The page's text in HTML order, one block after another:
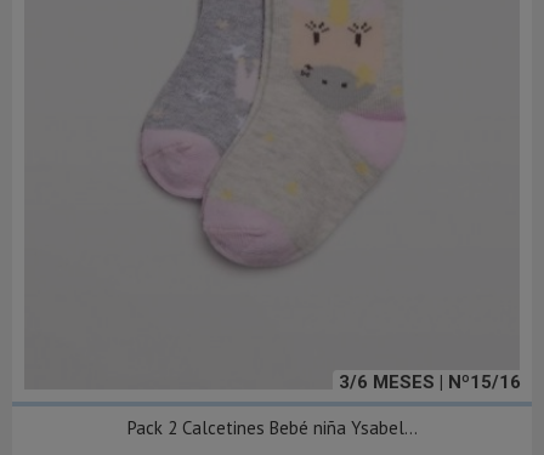
3/6 MESES | Nº15/16
Pack 2 Calcetines Bebé niña Ysabel...